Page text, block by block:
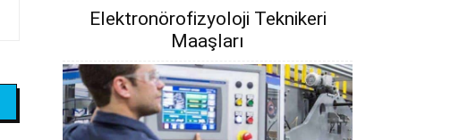
Elektronörofizyoloji Teknikeri
Maaşları